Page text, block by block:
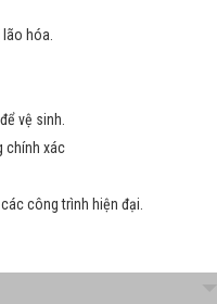
hóa.
vệ sinh.
chính xác
công trình hiện đại.